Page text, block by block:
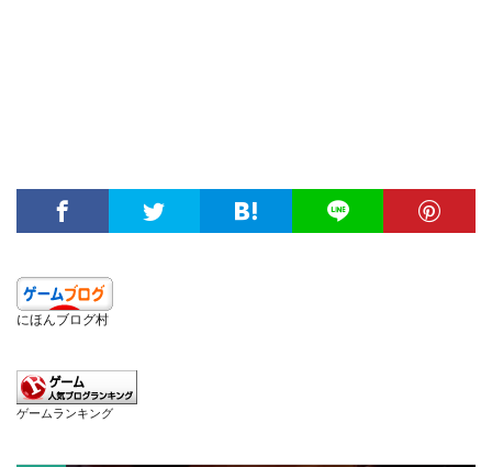
にほんブログ村
ゲームランキング